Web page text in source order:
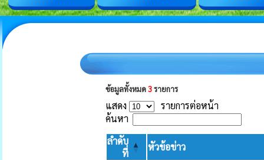
ข้อมูลทั้งหมด3รายการ
แสดง
รายการต่อหน้า
ค้นหา
ลำดับ
ที่
หัวข้อข่าว